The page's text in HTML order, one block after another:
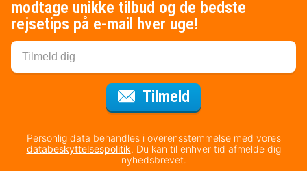
modtage unikke tilbud og de bedste
rejsetips på e-mail hver uge!
Tilmeld
Personlig data behandles i overensstemmelse med vores
databeskyttelsespolitik. Du kan til enhver tid afmelde dig
nyhedsbrevet.